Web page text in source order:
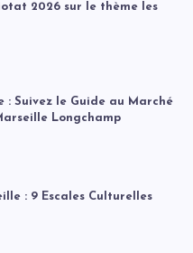
2026 sur le thème les
: Suivez le Guide au Marché
Longchamp
: 9 Escales Culturelles